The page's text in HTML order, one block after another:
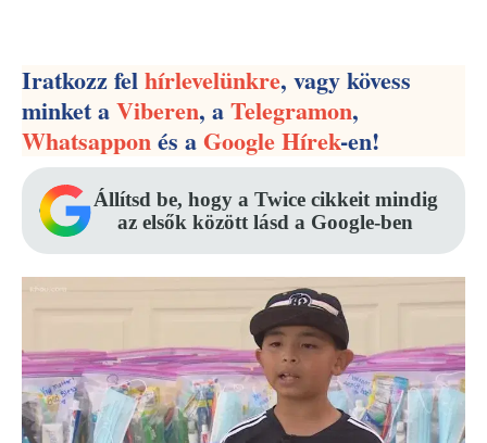
Iratkozz felhírlevelünkre, vagy kövess
minket aViberen, aTelegramon,
Whatsapponés aGoogle Hírek-en!
Állítsd be, hogy a Twice cikkeit mindig
az elsők között lásd a Google-ben